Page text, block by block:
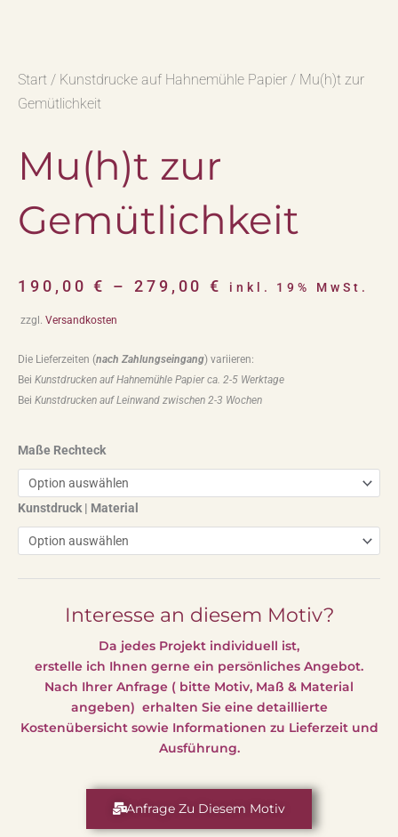
Start / Kunstdrucke auf Hahnemühle Papier / Mu(h)t zur
Gemütlichkeit
Mu(h)t zur
Gemütlichkeit
190,00€ – 279,00€ inkl. 19% MwSt.
zzgl. Versandkosten
Die Lieferzeiten (nach Zahlungseingang) variieren:
Bei Kunstdrucken auf Hahnemühle Papier ca. 2-5 Werktage
Bei Kunstdrucken auf Leinwand zwischen 2-3 Wochen
Maße Rechteck
Kunstdruck | Material
Interesse an diesem Motiv?
Da jedes Projekt individuell ist,
erstelle ich Ihnen gerne ein persönliches Angebot.
Nach Ihrer Anfrage ( bitte Motiv, Maß & Material
angeben) erhalten Sie eine detaillierte
Kostenübersicht sowie Informationen zu Lieferzeit und
Ausführung.
Anfrage Zu Diesem Motiv